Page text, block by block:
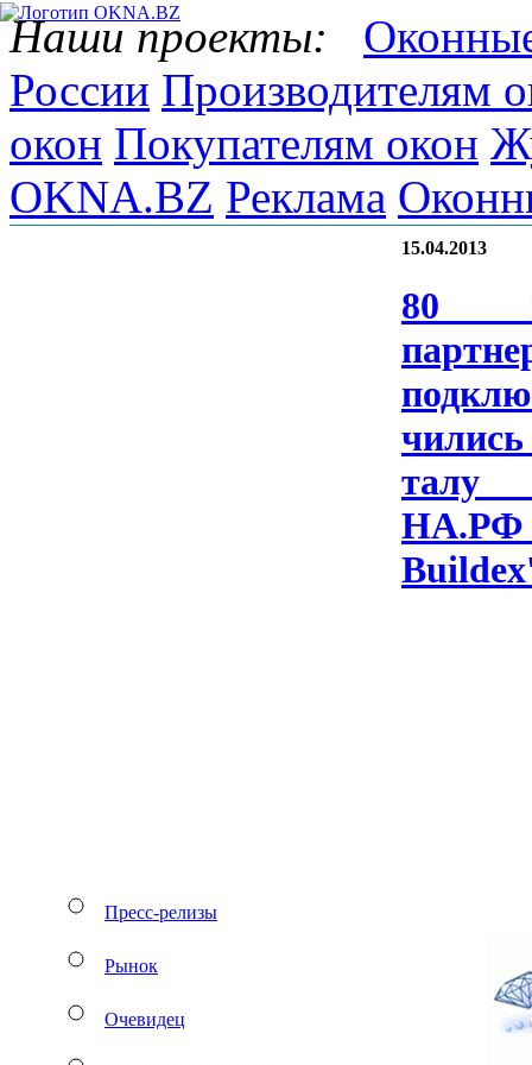
Наши проекты:
России Производителям
окон Покупателям окон
OKNA.BZ Реклама
15.04.2013
80
Пресс-релизы
Рынок
Очевидец